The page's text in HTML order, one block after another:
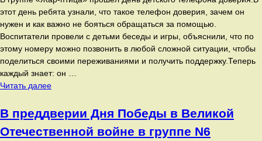
этот день ребята узнали, что такое телефон доверия, зачем он
нужен и как важно не бояться обращаться за помощью.
Воспитатели провели с детьми беседы и игры, объяснили, что по
этому номеру можно позвонить в любой сложной ситуации, чтобы
поделиться своими переживаниями и получить поддержку.Теперь
каждый знает: он …
Читать далееВ
«Жар-
птица»
прошёл
В преддверии Дня Победы в Великой
Отечественной войне в группе N6